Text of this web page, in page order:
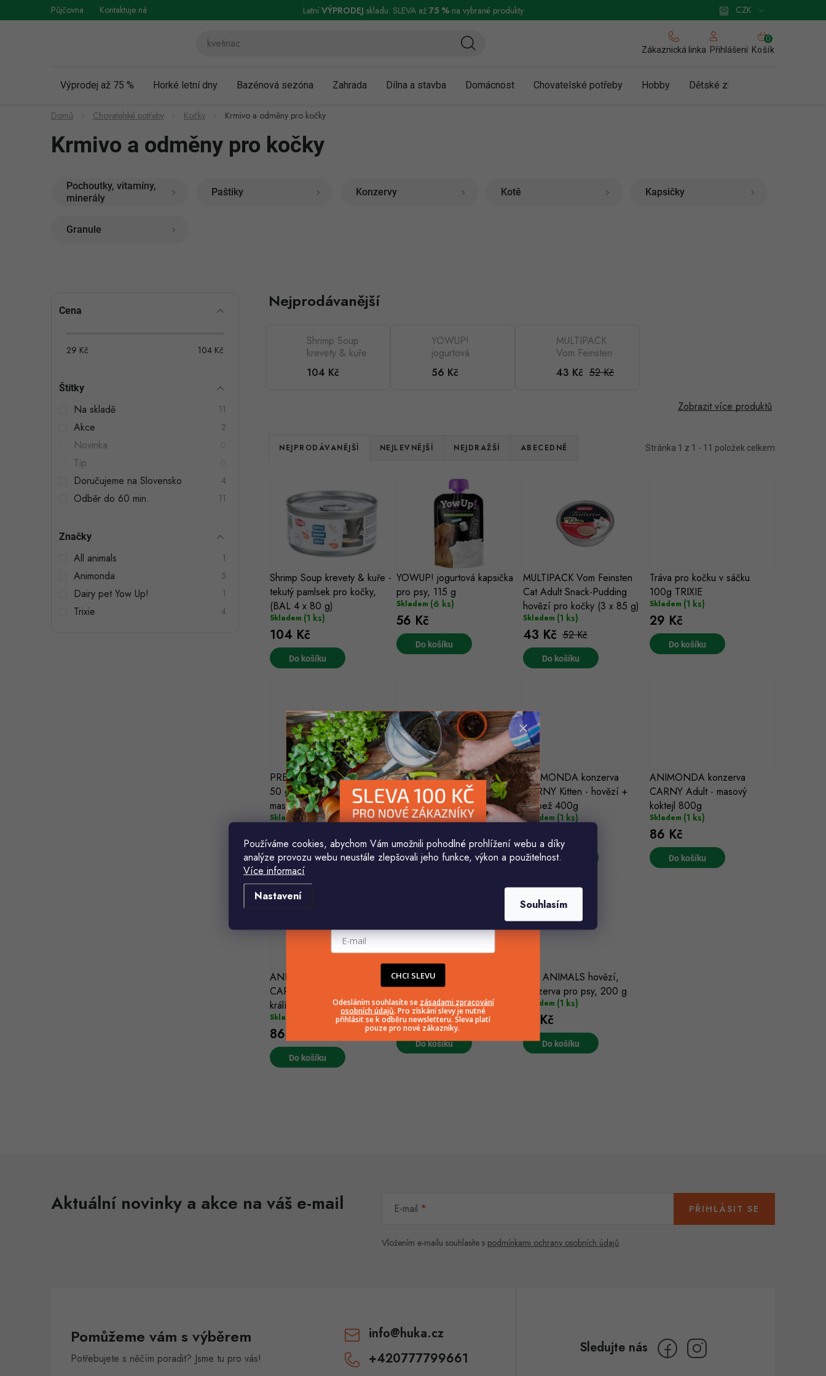
Používáme cookies, abychom Vám umožnili pohodlné prohlížení webu a díky
analýze provozu webu neustále zlepšovali jeho funkce, výkon a použitelnost.
Více informací
Nastavení
Souhlasím
na
Půjčovna Kontaktuje nás Vrácení a reklamace Podmínky ochrany osobních údajů Obchodní podmínky pro podnikatele Zásady používání cookies
CZK
LetníVÝPRODEJ skladu: SLEVA až 75 %na vybrané produkty
Zákaznická linka Přihlášení
NÁKUPNÍ
KOŠÍK
Košík
Výprodej až 75 % Horké letní dny Bazénová sezóna Zahrada Dílna a stavba Domácnost Chovatelské potřeby Hobby Dětské zboží a hračky
Domů Chovatelské potřeby Kočky Krmivo a odměny pro kočky
Krmivo a odměny pro kočky
Pochoutky, vitamíny,
minerály
Paštiky Konzervy Kotě Kapsičky
Granule
P
a
Cena
29 Kč 104 Kč
Štítky
Na skladě 11
Akce 2
Novinka
Tip
Doručujeme na Slovensko 4
Odběr do 60 min. 11
Značky
All animals 1
Animonda 5
Dairy pet Yow Up! 1
Trixie 4
Nejprodávanější
Shrimp Soup
krevety & kuře
- tekutý
pamlsek pro
104 Kč
YOWUP!
jogurtová
kapsička pro
psy, 115 g
56 Kč
MULTIPACK
Vom Feinsten
Cat Adult
Snack- 52 Kč
43 Kč
Zobrazit více produktů
Stránka 1 z 1 - 11 položek celkem
Ř
p
r
o
d
NEJPRODÁVANĚJŠÍ NEJLEVNĚJŠÍ NEJDRAŽŠÍ ABECEDNĚ
s
p
r
o
d
ů
Shrimp Soup krevety & kuře -
tekutý pamlsek pro kočky,
(BAL 4 x 80 g)
Skladem (1 ks)
104 Kč
Do košíku
YOWUP! jogurtová kapsička
pro psy, 115 g
Skladem (6 ks)
56 Kč
Do košíku
MULTIPACK Vom Feinsten
Cat Adult Snack-Pudding
hovězí pro kočky (3 x 85 g)
Skladem (1 ks)
43 Kč 52 Kč
Do košíku
Tráva pro kočku v sáčku
100g TRIXIE
Skladem (1 ks)
29 Kč
Do košíku
PREMIO Tuna Sandwiches
50 g - s tuňákem a kuřecím
masem
Skladem(1 ks)
Do košíku
PREMIO Fish Flakes pamlsek
s 93% ryby (losos a treska)
50g
Skladem(5 ks)
31 Kč
Do košíku
ANIMONDA konzerva
CARNY Kitten - hovězí +
drůbež 400g
Skladem (1 ks)
60 Kč
Do košíku
ANIMONDA konzerva
CARNY Adult - masový
koktejl 800g
Skladem (1 ks)
86 Kč
Do košíku
ANIMONDA konzerva
CARNY Adult - hovězí, krůta,
králík 800g
Skladem
86 Kč
Do košíku
ANIMONDA konzerva
CARNY Adult - hovězí 800g
Skladem(1 ks)
86 Kč
Do košíku
ALL ANIMALS hovězí,
konzerva pro psy, 200 g
Skladem (1 ks)
51 Kč
Do košíku
d
Aktuální novinky a akce na váš e-mail E-mail
Vložením e-mailu souhlasíte s podmínkami ochrany osobních údajů
PŘIHLÁSIT SE
Pomůžeme vám s výběrem
Potřebujete s něčím poradit? Jsme tu pro vás!
info@huka.cz
+420777799661
CHCI SLEVU
Odesláním souhlasíte se zásadami zpracování
osobních údajů. Pro získání slevy je nutné
přihlásit se k odběru newsletteru. Sleva platí
pouze pro nové zákazníky.